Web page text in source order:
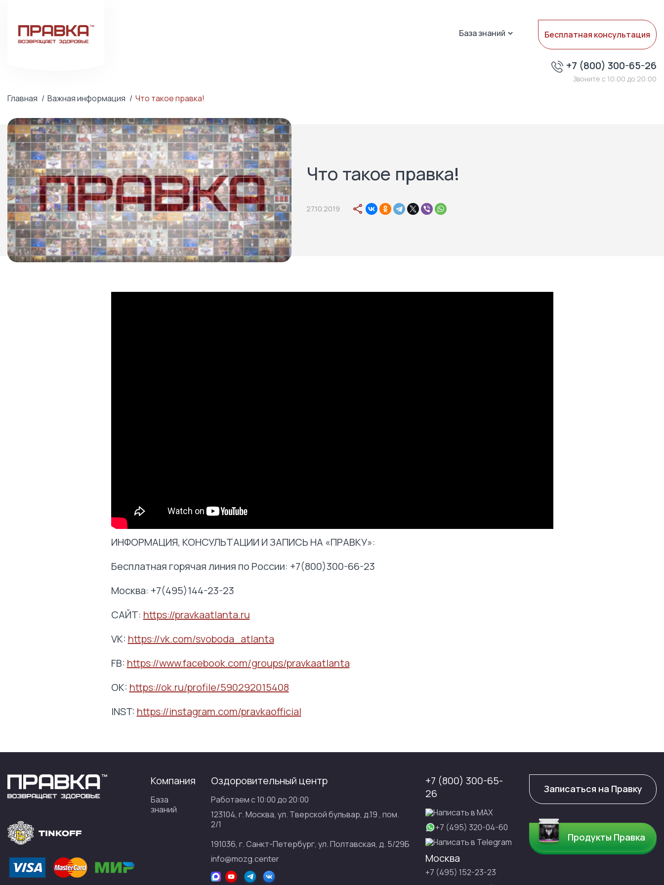
База знаний Бесплатная консультация
+7 (800) 300-65-26
Звоните с 10:00 до 20:00
Главная Важная информация Что такое правка!
Что такое правка!
27.10.2019
ИНФОРМАЦИЯ, КОНСУЛЬТАЦИИ И ЗАПИСЬ НА «ПРАВКУ»:
Бесплатная горячая линия по России: +7(800)300-66-23
Москва: +7(495)144-23-23
САЙТ: https://pravkaatlanta.ru
VK: https://vk.com/svoboda_atlanta
FB: https://www.facebook.com/groups/pravkaatlanta
OK: https://ok.ru/profile/590292015408
INST: https://instagram.com/pravkaofficial
Компания
База
знаний
Оздоровительный центр
Работаем с 10:00 до 20:00
123104, г. Москва, ул. Тверской бульвар, д.19 , пом.
2/1
191036, г. Санкт-Петербург, ул. Полтавская, д. 5/29Б
info@mozg.center
+7 (800) 300-65-
26
Написать в МАХ
+7 (495) 320-04-60
Написать в Telegram
Москва
+7 (495) 152-23-23
Записаться на Правку
Продукты Правка